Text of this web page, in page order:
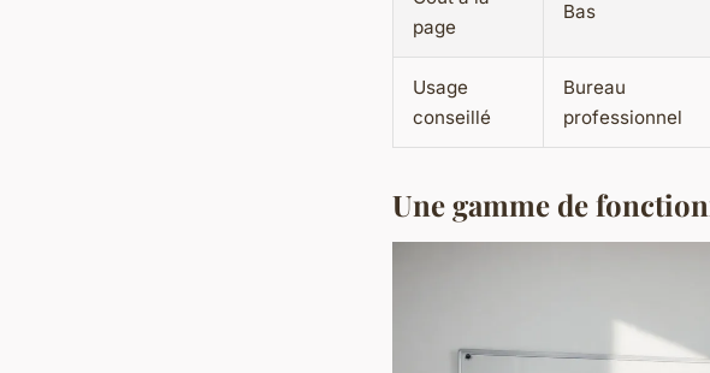
page
Bas
Usage
conseillé
Bureau
professionnel
Une gamme de